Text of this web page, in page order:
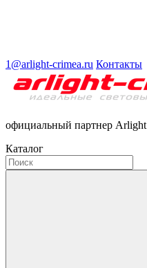
1@arlight-crimea.ru Контакты
официальный партнер Arlight
Каталог